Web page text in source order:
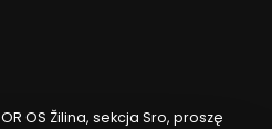
OS Žilina, sekcja Sro, proszę